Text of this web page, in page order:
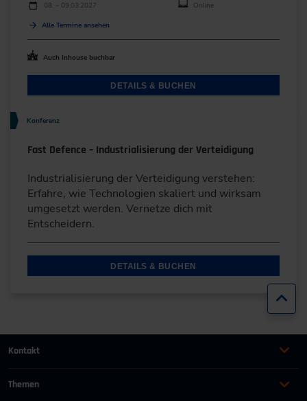
08. – 09.03.2027
Online
Alle Termine ansehen
Auch Inhouse buchbar
DETAILS & BUCHEN
Konferenz
Fast Defence – Industrialisierung der Verteidigung
Industrialisierung der Verteidigung verstehen:
Erfahre, wie Technologien skaliert und wirksam
umgesetzt werden. Vernetze dich mit
Entscheidern.
DETAILS & BUCHEN
Kontakt
+49 (0)2116214-201
Themen